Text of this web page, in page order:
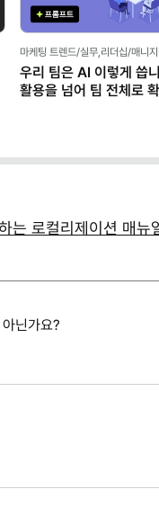
마케팅 트렌드/실무,리더십/매니
우리 팀은 AI 이렇게 씁
활용을 넘어 팀 전체로
는 로컬리제이션 매뉴
닌가요?